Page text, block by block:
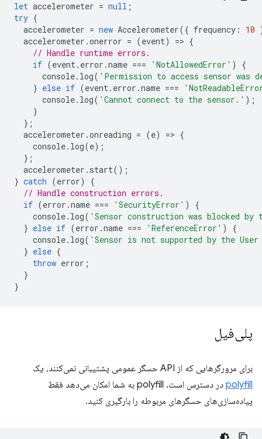
let accelerometer = null ;
try {
accelerometer = new Accelerometer({ frequency : 10
accelerometer .onerror = (event) => {
// Handle runtime errors.
if (event. error .name === 'NotAllowedError' )
{
console. log( 'Permission to access sensor was
} else if (event. error .name ===
console. log( 'Cannot connect to the sensor.' );
}
};
accelerometer .onreading = (e) => {
console. log(e);
};
accelerometer . start();
} catch (error)
{
// Handle construction errors.
if (error .name === 'SecurityError' )
{
console. log( 'Sensor construction was blocked
} else if (error .name === 'ReferenceError' )
{
console. log( 'Sensor is not supported by the
} else {
throw error ;
}
}
پلی‌فیل
برای مرورگرهایی که از API حسگر عمومی پشتیبانی نمی‌کنند، یک
polyfill
در دسترس است. polyfill به شما امکان می‌دهد فقط
پیاده‌سازی‌های حسگرهای مربوطه را بارگیری کنید.